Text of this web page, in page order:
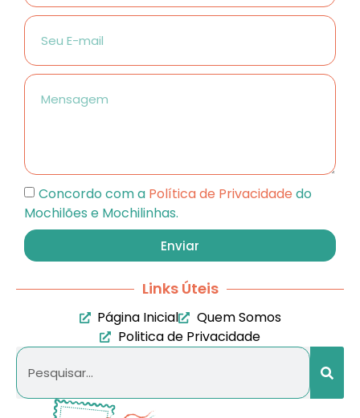
Concordo com a Política de Privacidade do
Mochilões e Mochilinhas.
Enviar
Links Úteis
Página Inicial
Quem Somos
Politica de Privacidade